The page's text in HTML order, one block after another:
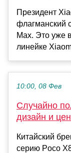
Президент
флагманский
Max. Это уже
линейке
10:00, 08 Фев
Случайно
дизайн и
Китайский
серию Poco